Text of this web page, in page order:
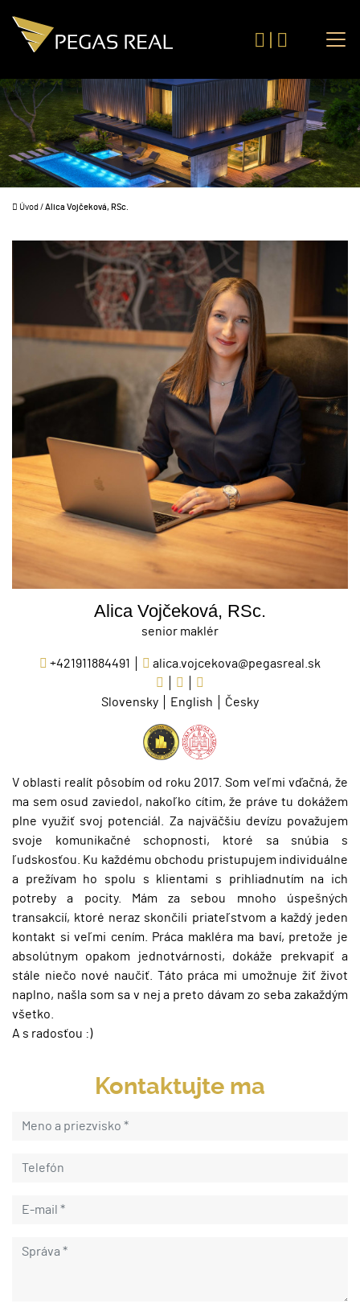
Úvod /Alica Vojčeková, RSc.
Alica Vojčeková, RSc.
senior maklér
+421911884491 alica.vojcekova@pegasreal.sk
Slovensky English Česky
V oblasti realít pôsobím od roku 2017. Som veľmi vďačná, že
ma sem osud zaviedol, nakoľko cítim, že práve tu dokážem
plne využiť svoj potenciál. Za najväčšiu devízu považujem
svoje komunikačné schopnosti, ktoré sa snúbia s
ľudskosťou. Ku každému obchodu pristupujem individuálne
a prežívam ho spolu s klientami s prihliadnutím na ich
potreby a pocity. Mám za sebou mnoho úspešných
transakcií, ktoré neraz skončili priateľstvom a každý jeden
kontakt si veľmi cením. Práca makléra ma baví, pretože je
absolútnym opakom jednotvárnosti, dokáže prekvapiť a
stále niečo nové naučiť. Táto práca mi umožnuje žiť život
naplno, našla som sa v nej a preto dávam zo seba zakaždým
všetko.
A s radosťou :)
Kontaktujte ma